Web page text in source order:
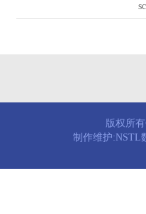
版权所
制作维护:NSTL